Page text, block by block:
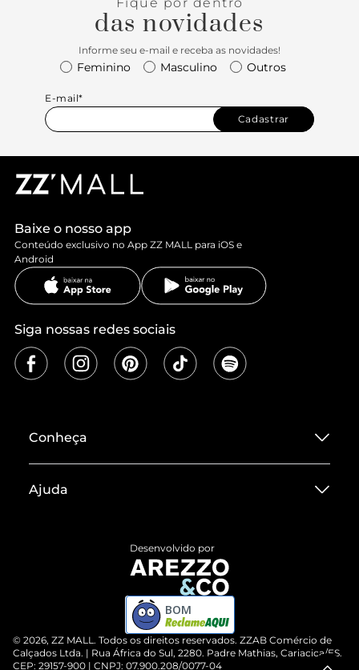
das novidades
Informe seu e-mail e receba as novidades!
Feminino Masculino Outros
E-mail*
Cadastrar
Baixe o nosso app
Conteúdo exclusivo no App ZZ MALL para iOS e
Android
Siga nossas redes sociais
Conheça
Termos de Uso
Cartão Presente
Ajuda
Compre pelo WhatsApp
© 2026, ZZ MALL. Todos os direitos reservados. ZZAB Comércio de
Calçados Ltda. | Rua África do Sul, 2280. Padre Mathias, Cariacica/ES.
CEP: 29157-900 | CNPJ: 07.900.208/0077-04
Desenvolvido por
BOM